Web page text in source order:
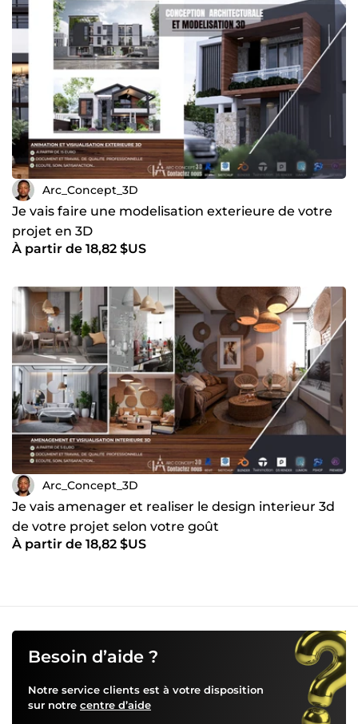
Arc_Concept_3D
Je vais faire une modelisation exterieure de votre
projet en 3D
À partir de 18,82 $US
Arc_Concept_3D
Je vais amenager et realiser le design interieur 3d
de votre projet selon votre goût
À partir de 18,82 $US
Besoin d’aide ?
Notre service clients est à votre disposition
sur notre centre d’aide